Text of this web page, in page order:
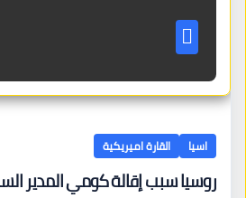
اسيا القارة اميريكية
روسيا سبب إقالة كومي المدير